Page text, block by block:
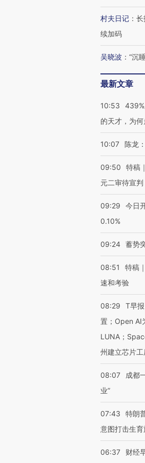
村夫日记 ： 长
续加码
吴晓波 ： “沉
最新文章
10:53
的天才，为
10:07 陈龙
09:50
特稿
元二审待宣
09:29
今日
0.10%
09:24 蓄势
08:51
特稿
速和考验
08:29
T早
置；Open AI
LUNA；
州建立芯片工
08:07
成都
业”
07:43
特朗
意图打击生
06:37 财经